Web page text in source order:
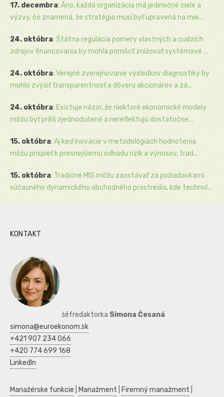
17. decembra: Áno, každá organizácia má jedinečné ciele a
výzvy, čo znamená, že stratégia musí byť upravená na mie...
24. októbra: Štátna regulácia pomery vlastných a cudzích
zdrojov financovania by mohla pomôcť znižovať systémové ...
24. októbra: Verejné zverejňovanie výsledkov diagnostiky by
mohlo zvýšiť transparentnosť a dôveru akcionárov a zá...
24. októbra: Existuje názor, že niektoré ekonomické modely
môžu byť príliš zjednodušené a nereflektujú dostatočne...
15. októbra: Aj keď inovácie v metodológiách hodnotenia
môžu prispieť k presnejšiemu odhadu rizík a výnosov, trad...
15. októbra: Tradičné MIS môžu zaostávať za požiadavkami
súčasného dynamického obchodného prostredia, kde technol...
KONTAKT
šéfredaktorka Simona Česaná
simona@euroekonom.sk
+421 907 234 066
+420 774 699 168
LinkedIn
Manažérske funkcie Manažment Firemný manažment